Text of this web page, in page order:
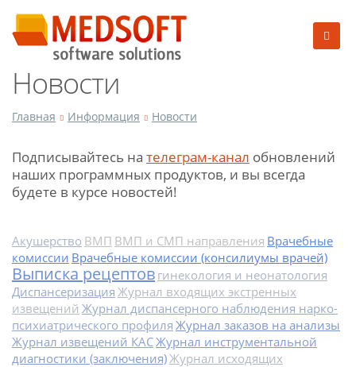
Новости
Главная Информация Новости
Подписывайтесь на телеграм-канал обновлений
наших программных продуктов, и вы всегда
будете в курсе новостей!
Акушерство ВМП ВМП и СМП направления Врачебные
комиссии Врачебные комиссии (консилиумы врачей)
Выписка рецептов гинекология и неонатология
Диспансеризация Журнал входящих экстренных
извещений Журнал диспансерного наблюдения нарко-
психиатрического профиля Журнал заказов на анализы
Журнал извещений КАСЖурнал инструментальной
диагностики (заключения)Журнал исходящих